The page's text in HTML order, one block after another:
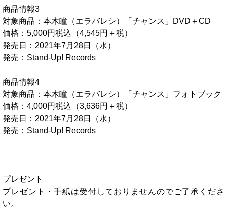
商品情報3
対象商品：本木瞳（エラバレシ）「チャンス」DVD＋CD
価格：5,000円税込（4,545円＋税）
発売日：2021年7月28日（水）
発売：Stand-Up! Records
商品情報4
対象商品：本木瞳（エラバレシ）「チャンス」フォトブック
価格：4,000円税込（3,636円＋税）
発売日：2021年7月28日（水）
発売：Stand-Up! Records
プレゼント
プレゼント・手紙は受付しておりませんのでご了承くださ
い。